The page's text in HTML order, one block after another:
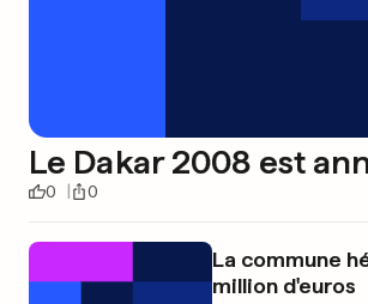
Le Dakar 2008 est
0 0
La commune
million d'euros